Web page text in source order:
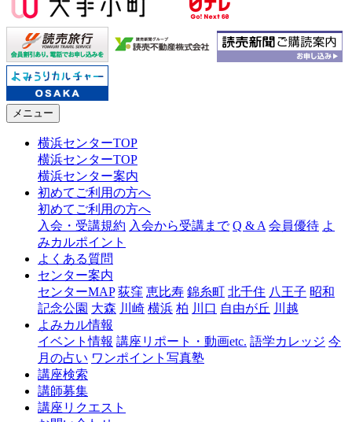
メニュー
横浜センターTOP
横浜センターTOP
横浜センター案内
初めてご利用の方へ
初めてご利用の方へ
入会・受講規約 入会から受講まで Q & A 会員優待 よ
みカルポイント
よくある質問
センター案内
センターMAP 荻窪 恵比寿 錦糸町 北千住 八王子 昭和
記念公園 大森 川崎 横浜 柏 川口 自由が丘 川越
よみカル情報
イベント情報 講座リポート・動画etc. 語学カレッジ 今
月の占い ワンポイント写真塾
講座検索
講師募集
講座リクエスト